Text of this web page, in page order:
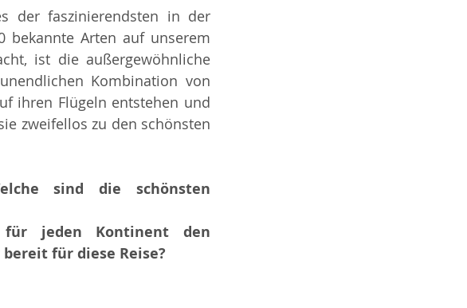
der faszinierendsten in der
bekannte Arten auf unserem
ist die außergewöhnliche
Kombination von
ihren Flügeln entstehen und
zweifellos zu den schönsten
sind die schönsten
jeden Kontinent den
für diese Reise?